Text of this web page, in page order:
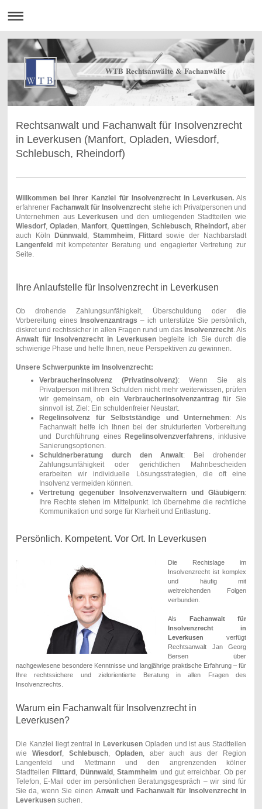
WTB Rechtsanwälte & Fachanwälte
Rechtsanwalt und Fachanwalt für Insolvenzrecht
in Leverkusen (Manfort, Opladen, Wiesdorf,
Schlebusch, Rheindorf)
Willkommen bei Ihrer Kanzlei für Insolvenzrecht in Leverkusen.Als
erfahrener Fachanwalt für Insolvenzrecht stehe ich Privatpersonen und
Unternehmen aus Leverkusen und den umliegenden Stadtteilen wie
Wiesdorf, Opladen, Manfort, Quettingen,Schlebusch, Rheindorf, aber
auch Köln
Dünnwald , Stammheim, Flittard
sowie der Nachbarstadt
Langenfeld mit kompetenter Beratung und engagierter Vertretung zur
Seite.
Ihre Anlaufstelle für Insolvenzrecht in Leverkusen
Ob drohende Zahlungsunfähigkeit, Überschuldung oder die
Vorbereitung eines Insolvenzantrags – ich unterstütze Sie persönlich,
diskret und rechtssicher in allen Fragen rund um das Insolvenzrecht. Als
Anwalt für Insolvenzrecht in Leverkusenbegleite ich Sie durch die
schwierige Phase und helfe Ihnen, neue Perspektiven zu gewinnen.
Unsere Schwerpunkte im Insolvenzrecht:
Verbraucherinsolvenz (Privatinsolvenz): Wenn Sie als
Privatperson mit Ihren Schulden nicht mehr weiterwissen, prüfen
wir gemeinsam, ob ein Verbraucherinsolvenzantragfür Sie
sinnvoll ist. Ziel: Ein schuldenfreier Neustart.
Regelinsolvenz für Selbstständige und Unternehmen: Als
Fachanwalt helfe ich Ihnen bei der strukturierten Vorbereitung
und Durchführung eines Regelinsolvenzverfahrens, inklusive
Sanierungsoptionen.
Schuldnerberatung durch den Anwalt: Bei drohender
Zahlungsunfähigkeit oder gerichtlichen Mahnbescheiden
erarbeiten wir individuelle Lösungsstrategien, die oft eine
Insolvenz vermeiden können.
Vertretung gegenüber Insolvenzverwaltern und Gläubigern:
Ihre Rechte stehen im Mittelpunkt. Ich übernehme die rechtliche
Kommunikation und sorge für Klarheit und Entlastung.
Persönlich. Kompetent. Vor Ort. In Leverkusen
Die Rechtslage im
Insolvenzrecht ist komplex
und häufig mit
weitreichenden Folgen
verbunden.
Als
Fachanwalt für
Insolvenzrecht in
Leverkusen verfügt
Rechtsanwalt Jan Georg
Bersen über
nachgewiesene besondere Kenntnisse und langjährige praktische Erfahrung – für
Ihre rechtssichere und zielorientierte Beratung in allen Fragen des
Insolvenzrechts.
Warum ein Fachanwalt für Insolvenzrecht in
Leverkusen?
Die Kanzlei liegt zentral in Leverkusen Opladen und ist aus Stadtteilen
wie Wiesdorf, Schlebusch, Opladen, aber auch aus der Region
Langenfeld und Mettmann und den angrenzenden kölner
Stadtteilen Flittard , Dünnwald ,Stammheim und gut erreichbar. Ob per
Telefon, E-Mail oder im persönlichen Beratungsgespräch – wir sind für
Sie da, wenn Sie einen Anwalt und Fachanwalt für Insolvenzrecht in
Leverkusensuchen.